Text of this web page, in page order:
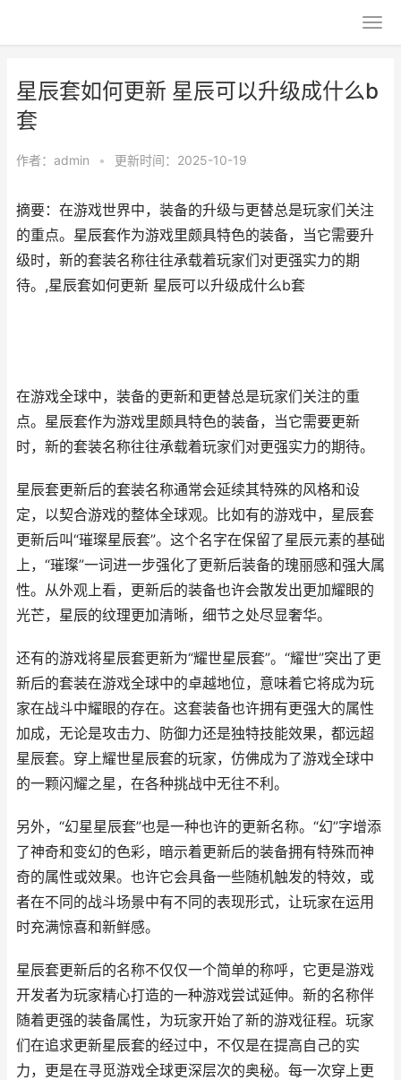
星辰套如何更新 星辰可以升级成什么b
套
作者： admin • 更新时间：2025-10-19
摘要：在游戏世界中，装备的升级与更替总是玩家们关注
的重点。星辰套作为游戏里颇具特色的装备，当它需要升
级时，新的套装名称往往承载着玩家们对更强实力的期
待。,星辰套如何更新 星辰可以升级成什么b套
在游戏全球中，装备的更新和更替总是玩家们关注的重
点。星辰套作为游戏里颇具特色的装备，当它需要更新
时，新的套装名称往往承载着玩家们对更强实力的期待。
星辰套更新后的套装名称通常会延续其特殊的风格和设
定，以契合游戏的整体全球观。比如有的游戏中，星辰套
更新后叫“璀璨星辰套”。这个名字在保留了星辰元素的基础
上，“璀璨”一词进一步强化了更新后装备的瑰丽感和强大属
性。从外观上看，更新后的装备也许会散发出更加耀眼的
光芒，星辰的纹理更加清晰，细节之处尽显奢华。
还有的游戏将星辰套更新为“耀世星辰套”。“耀世”突出了更
新后的套装在游戏全球中的卓越地位，意味着它将成为玩
家在战斗中耀眼的存在。这套装备也许拥有更强大的属性
加成，无论是攻击力、防御力还是独特技能效果，都远超
星辰套。穿上耀世星辰套的玩家，仿佛成为了游戏全球中
的一颗闪耀之星，在各种挑战中无往不利。
另外，“幻星星辰套”也是一种也许的更新名称。“幻”字增添
了神奇和变幻的色彩，暗示着更新后的装备拥有特殊而神
奇的属性或效果。也许它会具备一些随机触发的特效，或
者在不同的战斗场景中有不同的表现形式，让玩家在运用
时充满惊喜和新鲜感。
星辰套更新后的名称不仅仅一个简单的称呼，它更是游戏
开发者为玩家精心打造的一种游戏尝试延伸。新的名称伴
随着更强的装备属性，为玩家开始了新的游戏征程。玩家
们在追求更新星辰套的经过中，不仅是在提高自己的实
力，更是在寻觅游戏全球更深层次的奥秘。每一次穿上更